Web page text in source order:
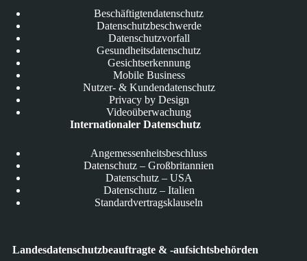
Beschäftigtendatenschutz
Datenschutzbeschwerde
Datenschutzvorfall
Gesundheitsdatenschutz
Gesichtserkennung
Mobile Business
Nutzer- & Kundendatenschutz
Privacy by Design
Videoüberwachung
Internationaler Datenschutz
Angemessenheitsbeschluss
Datenschutz – Großbritannien
Datenschutz – USA
Datenschutz – Italien
Standardvertragsklauseln
Landesdatenschutzbeauftragte & -aufsichtsbehörden